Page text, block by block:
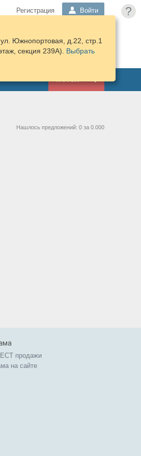
?
Регистрация Войти
КОРЗИНА
Южнопортовая, д.22, стр.1
секция 239А). Выбрать
Нашлось предложений: 0 за 0.000
продажи
на сайте